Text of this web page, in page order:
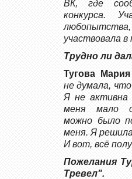
ВК, где
конкурса.
участвовала в
Трудно ли
Тугова
не думала,
Я не активна
меня мало
можно было
меня. Я
И вот, всё
Пожелания
Тревел".